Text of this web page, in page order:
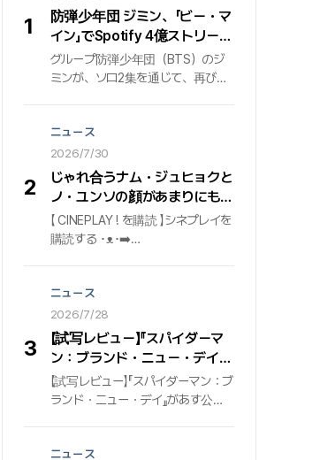
1
防弾少年団 ジミン、「ビー・マ
イン」でSpotify 4億ストリーミ
ング突破…止まらないグローバ
ル音源パワー
グループ防弾少年団（BTS）のジ
ミンが、ソロ2集を通じて、再びグ
通算5度目の4億の大台を踏んだ「ビ
ー・マイン」 先月7月31日時点で、
ジミンの2集アルバム『ミューズ
（MUSE）』に収録された『ビー・マ
イン（Be Mine）』が、世界最大の
音源プラットフォームSpotify（ス
ポティファイ）で4億ストリーミン
ー）』に続いて2曲目として4億の大
台を踏んだ記録であり、ジミンの
Spotify個人プロフィールに登録さ
れた曲のうち、通算5曲目の4億ス
トリーミング達成記録でもある. 発
売後も着実にストリーミング回数
2
ニュース
2026/7/30
じゃれ合うナム・ジュヒョクと
ノ・ユンソの顔があまりにも似
合う #東宮 #Netflix
【 CINEPLAY ! を購読 】シネプレイを
購読する ･ᴥ･➡️
3
ニュース
2026/7/28
【試写レビュー】『スパイダーマ
ン：ブランド・ニュー・デイ』
シネプレイ記者の採点
【試写レビュー】『スパイダーマン：ブ
ランド・ニュー・デイ』があす公開
憶から消えたピーター・パーカー
ニュース